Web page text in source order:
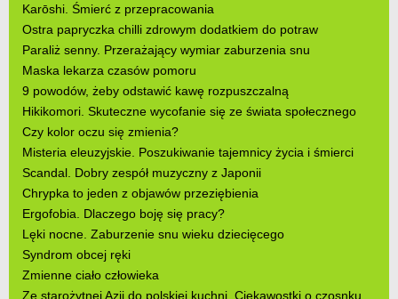
Karōshi. Śmierć z przepracowania
Ostra papryczka chilli zdrowym dodatkiem do potraw
Paraliż senny. Przerażający wymiar zaburzenia snu
Maska lekarza czasów pomoru
9 powodów, żeby odstawić kawę rozpuszczalną
Hikikomori. Skuteczne wycofanie się ze świata społecznego
Czy kolor oczu się zmienia?
Misteria eleuzyjskie. Poszukiwanie tajemnicy życia i śmierci
Scandal. Dobry zespół muzyczny z Japonii
Chrypka to jeden z objawów przeziębienia
Ergofobia. Dlaczego boję się pracy?
Lęki nocne. Zaburzenie snu wieku dziecięcego
Syndrom obcej ręki
Zmienne ciało człowieka
Ze starożytnej Azji do polskiej kuchni. Ciekawostki o czosnku